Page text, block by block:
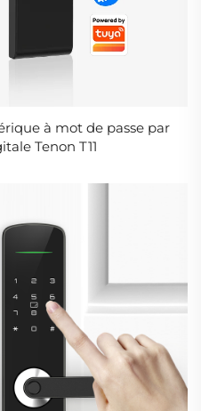
à mot de passe par
Tenon T11